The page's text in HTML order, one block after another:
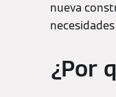
nueva
¿Por